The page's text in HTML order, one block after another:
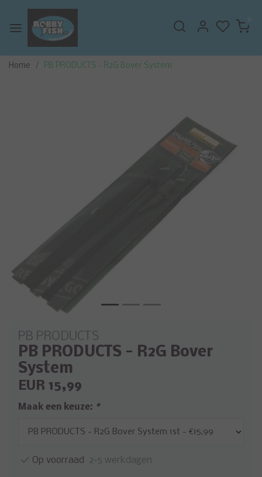
0
Home PB PRODUCTS - R2G Bover System
PB PRODUCTS
PB PRODUCTS - R2G Bover
System
EUR 15,99
Maak een keuze: *
Op voorraad 2-5 werkdagen